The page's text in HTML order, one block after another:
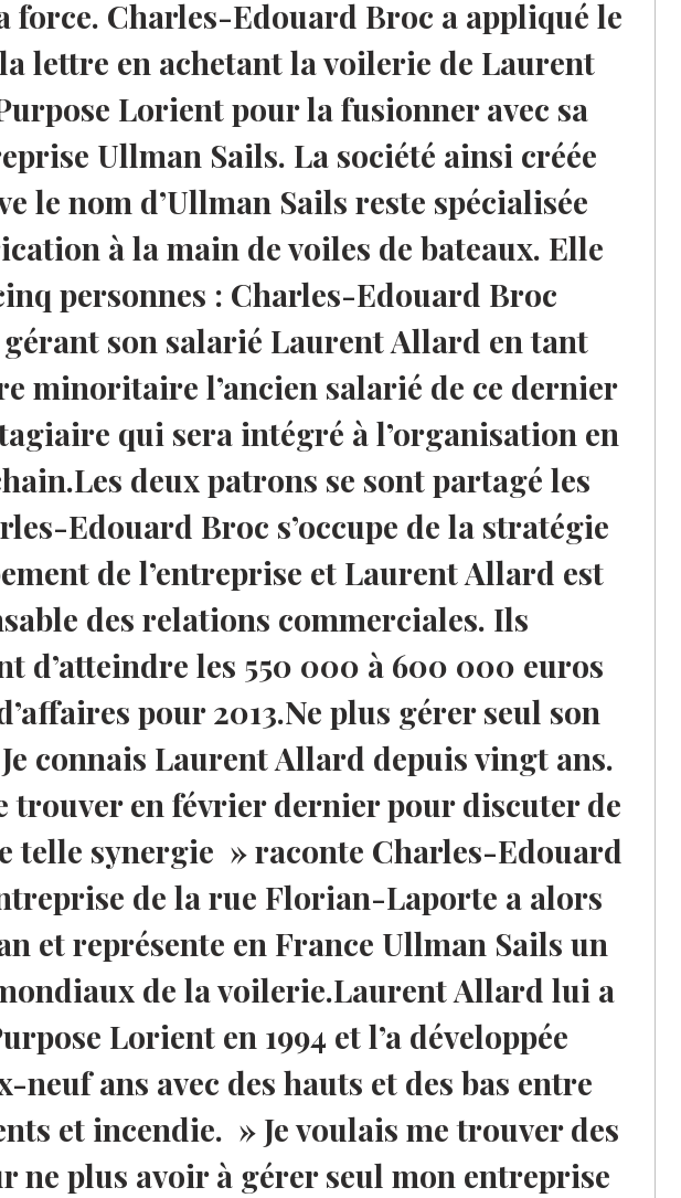
force. Charles-Edouard Broc a appliqué le
lettre en achetant la voilerie de Laurent
Lorient pour la fusionner avec sa
Ullman Sails. La société ainsi créée
le nom d’Ullman Sails reste spécialisée
à la main de voiles de bateaux. Elle
personnes : Charles-Edouard Broc
son salarié Laurent Allard en tant
minoritaire l’ancien salarié de ce dernier
qui sera intégré à l’organisation en
deux patrons se sont partagé les
Edouard Broc s’occupe de la stratégie
de l’entreprise et Laurent Allard est
des relations commerciales. Ils
d’atteindre les 550 000 à 600 000 euros
pour 2013.Ne plus gérer seul son
connais Laurent Allard depuis vingt ans.
trouver en février dernier pour discuter de
telle synergie » raconte Charles-Edouard
de la rue Florian-Laporte a alors
et représente en France Ullman Sails un
de la voilerie.Laurent Allard lui a
Lorient en 1994 et l’a développée
neuf ans avec des hauts et des bas entre
et incendie. » Je voulais me trouver des
ne plus avoir à gérer seul mon entreprise